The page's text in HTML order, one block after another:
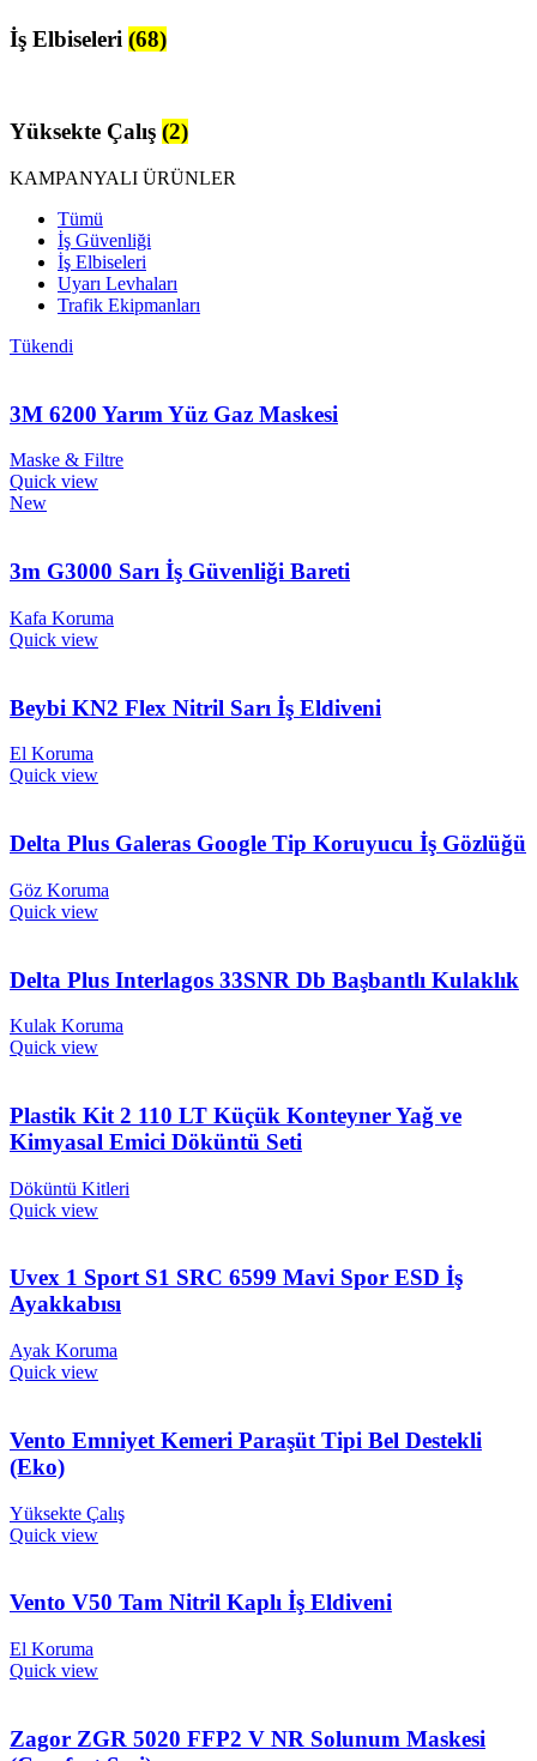
İş Elbiseleri (68)
Yüksekte Çalış (2)
KAMPANYALI ÜRÜNLER
Tümü
İş Güvenliği
İş Elbiseleri
Uyarı Levhaları
Trafik Ekipmanları
Tükendi
3M 6200 Yarım Yüz Gaz Maskesi
Maske & Filtre
Quick view
New
3m G3000 Sarı İş Güvenliği Bareti
Kafa Koruma
Quick view
Beybi KN2 Flex Nitril Sarı İş Eldiveni
El Koruma
Quick view
Delta Plus Galeras Google Tip Koruyucu İş Gözlüğü
Göz Koruma
Quick view
Delta Plus Interlagos 33SNR Db Başbantlı Kulaklık
Kulak Koruma
Quick view
Plastik Kit 2 110 LT Küçük Konteyner Yağ ve
Kimyasal Emici Döküntü Seti
Döküntü Kitleri
Quick view
Uvex 1 Sport S1 SRC 6599 Mavi Spor ESD İş
Ayakkabısı
Ayak Koruma
Quick view
Vento Emniyet Kemeri Paraşüt Tipi Bel Destekli
(Eko)
Yüksekte Çalış
Quick view
Vento V50 Tam Nitril Kaplı İş Eldiveni
El Koruma
Quick view
Zagor ZGR 5020 FFP2 V NR Solunum Maskesi